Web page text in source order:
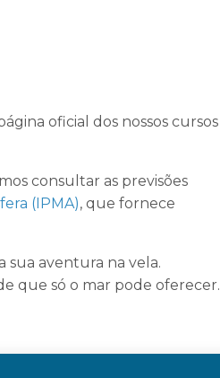
oficial dos nossos cursos
consultar as previsões
(IPMA), que fornece
sua aventura na vela.
que só o mar pode oferecer.